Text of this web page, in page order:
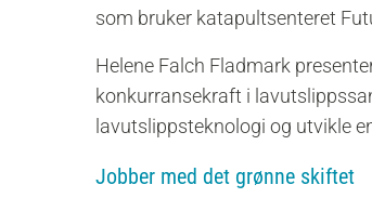
som bruker katapultsenteret
Helene Falch Fladmark
konkurransekraft i
lavutslippsteknologi og utvikle
Jobber med det grønne skiftet